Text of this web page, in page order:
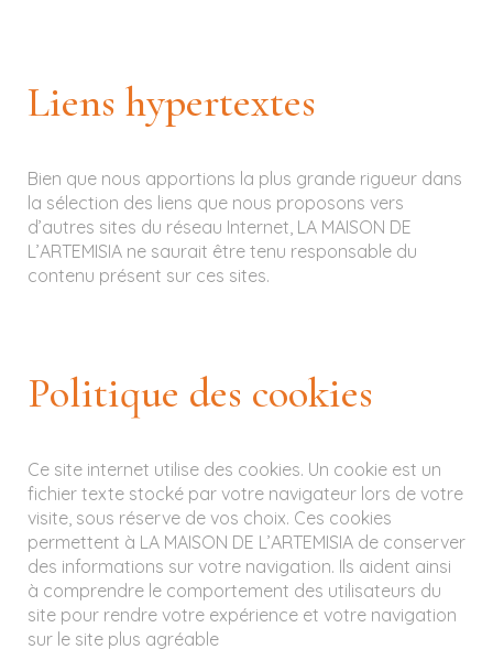
Liens hypertextes
Bien que nous apportions la plus grande rigueur dans
la sélection des liens que nous proposons vers
d’autres sites du réseau Internet, LA MAISON DE
L’ARTEMISIA ne saurait être tenu responsable du
contenu présent sur ces sites.
Politique des cookies
Ce site internet utilise des cookies. Un cookie est un
fichier texte stocké par votre navigateur lors de votre
visite, sous réserve de vos choix. Ces cookies
permettent à LA MAISON DE L’ARTEMISIA de conserver
des informations sur votre navigation. Ils aident ainsi
à comprendre le comportement des utilisateurs du
site pour rendre votre expérience et votre navigation
sur le site plus agréable